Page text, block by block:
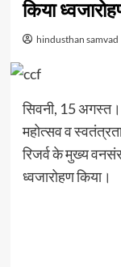
किया
hindusthan samvad
सिवनी, 15
महोत्सव व
रिजर्व के मुख्य
ध्वजारोहण किया।